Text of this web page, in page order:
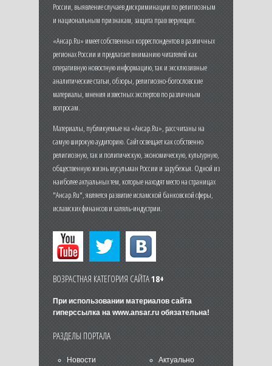
России, выявление случаев дискриминации по религиозным
и национальным признакам, защита прав верующих.
«Ансар.Ru» имеет собственных корреспондентов в различных
регионах России и предлагает вниманию читателей как
оперативную новостную информацию, так и эксклюзивные
аналитические статьи, обзоры, религиозно-богословские
материалы, мнения известных экспертов по различным
вопросам.
Материалы, публикуемые на «Ансар.Ru», рассчитаны на
самую широкую аудиторию. Сайт освещает как собственно
религиозную, так и политическую, экономическую, культурную,
общественную жизнь мусульман России и зарубежья. Одной из
наиболее актуальных тем, которые находят место на страницах
"Ансар.Ru", является развитие исламской банковской сферы,
исламских финансов и халяль-индустрии.
ВОЗРАСТНАЯ КАТЕГОРИЯ САЙТА18+
При использовании материалов сайта
гиперссылка на www.ansar.ruобязательна!
РАЗДЕЛЫ ПОРТАЛА
Новости
Актуально